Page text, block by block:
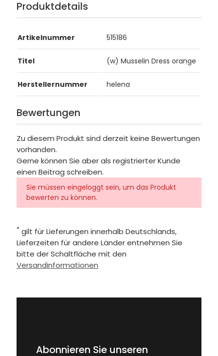
Produktdetails
Artikelnummer 515186
Titel (w) Musselin Dress orange
Herstellernummer helena
Bewertungen
Zu diesem Produkt sind derzeit keine Bewertungen
vorhanden.
Gerne können Sie aber als registrierter Kunde
einen Beitrag schreiben.
Sie müssen eingeloggt sein, um das Produkt
bewerten zu können.
* gilt für Lieferungen innerhalb Deutschlands,
Lieferzeiten für andere Länder entnehmen Sie
bitte der Schaltfläche mit den
Versandinformationen
Abonnieren Sie unseren